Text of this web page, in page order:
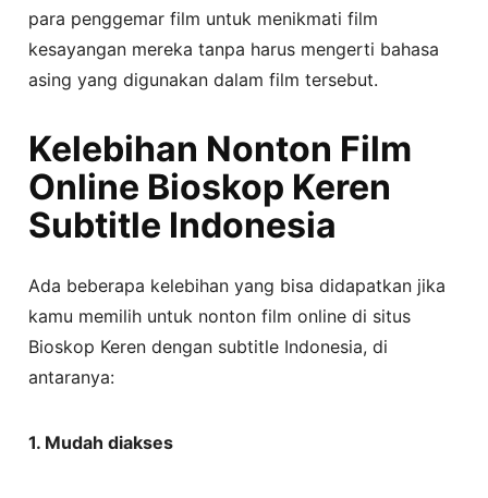
para penggemar film untuk menikmati film
kesayangan mereka tanpa harus mengerti bahasa
asing yang digunakan dalam film tersebut.
Kelebihan Nonton Film
Online Bioskop Keren
Subtitle Indonesia
Ada beberapa kelebihan yang bisa didapatkan jika
kamu memilih untuk nonton film online di situs
Bioskop Keren dengan subtitle Indonesia, di
antaranya:
1. Mudah diakses